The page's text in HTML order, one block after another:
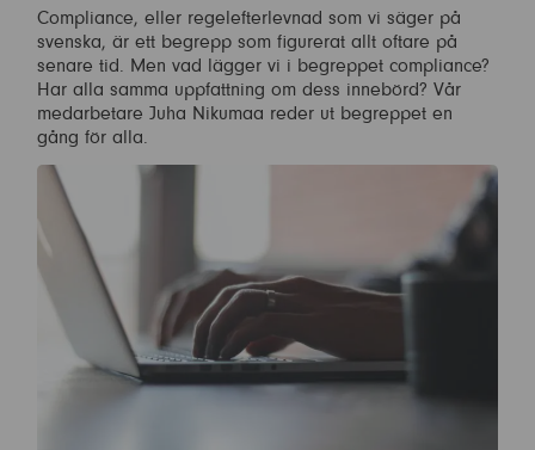
Compliance, eller regelefterlevnad som vi säger på
svenska, är ett begrepp som figurerat allt oftare på
senare tid. Men vad lägger vi i begreppet compliance?
Har alla samma uppfattning om dess innebörd? Vår
medarbetare Juha Nikumaa reder ut begreppet en
gång för alla.